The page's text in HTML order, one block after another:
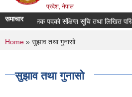
प्रदेश, नेपाल
समाचार
परिचालक पदको संक्षिप्त सूचि तथा लिखित परिक्षा
You are here
Home » सुझाव तथा गुनासो
सुझाव तथा गुनासो